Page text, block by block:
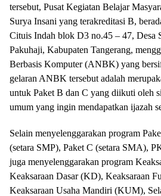
tersebut, Pusat Kegiatan Belajar
Surya Insani yang terakreditasi B,
Cituis Indah blok D3 no.45 – 47, Desa
Pakuhaji, Kabupaten Tangerang,
Berbasis Komputer (ANBK) yang
gelaran ANBK tersebut adalah
untuk Paket B dan C yang diikuti oleh
umum yang ingin mendapatkan ijazah
Selain menyelenggarakan program
(setara SMP), Paket C (setara SMA),
juga menyelenggarakan program
Keaksaraan Dasar (KD), Keaksaraan
Keaksaraan Usaha Mandiri (KUM),